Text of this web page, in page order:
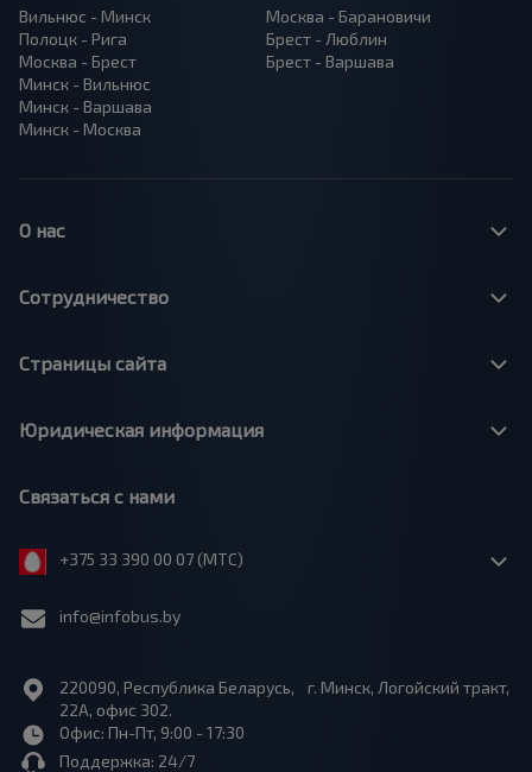
Вильнюс - Минск
Полоцк - Рига
Москва - Брест
Минск - Вильнюс
Минск - Варшава
Минск - Москва
Москва - Барановичи
Брест - Люблин
Брест - Варшава
О нас
Сотрудничество
Страницы сайта
Юридическая информация
Связаться с нами
+375 33 390 00 07 (МТС)
info@infobus.by
220090, Республика Беларусь, г. Минск, Логойский тракт,
22А, офис 302.
Офис: Пн-Пт, 9:00 - 17:30
Поддержка: 24/7